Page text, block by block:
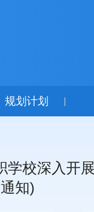
规划计划 |
校深入开
知)